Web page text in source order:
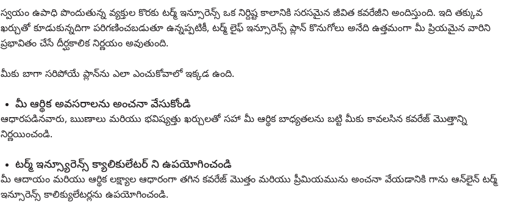
స్వయం ఉపాధి పొందుతున్న వ్యక్తుల కొరకు టర్మ్ ఇన్సూరెన్స్ ఒక నిర్దిష్ట కాలానికి సరసమైన జీవిత కవరేజీని అందిస్తుంది. ఇది తక్కువ
ఖర్చుతో కూడుకున్నదిగా పరిగణించబడుతూ ఉన్నప్పటికీ, టర్మ్ లైఫ్ ఇన్సూరెన్స్ ప్లాన్ కొనుగోలు అనేది ఉత్తమంగా మీ ప్రియమైన వారిని
ప్రభావితం చేసే దీర్ఘకాలిక నిర్ణయం అవుతుంది.
మీకు బాగా సరిపోయే ప్లాన్‌ను ఎలా ఎంచుకోవాలో ఇక్కడ ఉంది.
మీ ఆర్థిక అవసరాలను అంచనా వేసుకోండి
ఆధారపడినవారు, ఋణాలు మరియు భవిష్యత్తు ఖర్చులతో సహా మీ ఆర్థిక బాధ్యతలను బట్టి మీకు కావలసిన కవరేజ్ మొత్తాన్ని
నిర్ణయించండి.
టర్మ్ ఇన్స్యూరెన్స్ క్యాలికులేటర్ ని ఉపయోగించండి
మీ ఆదాయం మరియు ఆర్థిక లక్ష్యాల ఆధారంగా తగిన కవరేజ్ మొత్తం మరియు ప్రీమియమును అంచనా వేయడానికి గాను ఆన్‌లైన్ టర్మ్
ఇన్సూరెన్స్ కాలిక్యులేటర్లను ఉపయోగించండి.